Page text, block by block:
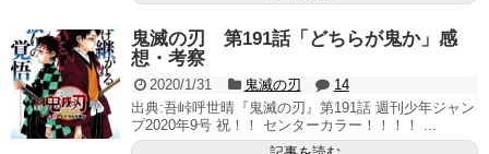
鬼滅の刃 第191話「どちらが鬼か」感
想・考察
2020/1/31 鬼滅の刃
14
出典:吾峠呼世晴『鬼滅の刃』第191話 週刊少年ジャン
プ2020年9号 祝！！ センターカラー！！！！ ...